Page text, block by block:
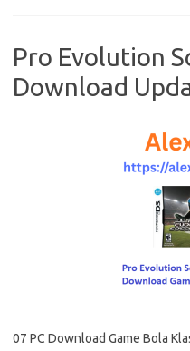
Pro Evolution
Download
07 PC Download Game Bola